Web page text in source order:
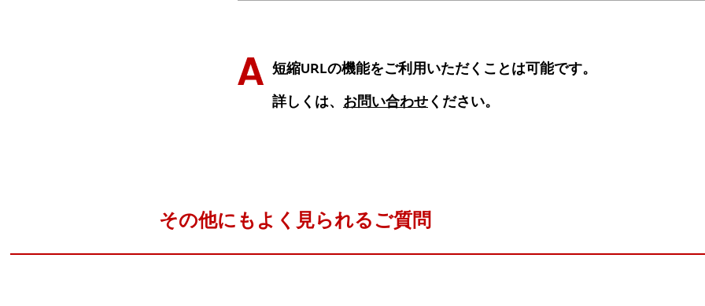
短縮URLの機能をご利用いただくことは可能です。
詳しくは、 お問い合わせ ください。
その他にもよく見られるご質問